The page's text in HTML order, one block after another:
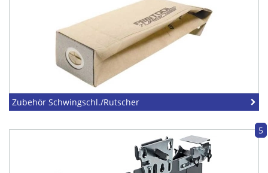
Zubehör Schwingschl./Rutscher
5